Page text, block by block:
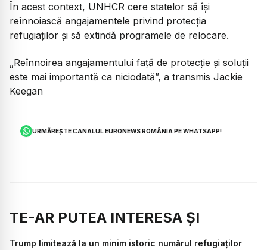
În acest context, UNHCR cere statelor să își
reînnoiască angajamentele privind protecția
refugiaților și să extindă programele de relocare.
„Reînnoirea angajamentului față de protecție și soluții
este mai importantă ca niciodată”, a transmis Jackie
Keegan
URMĂREȘTE CANALUL EURONEWS ROMÂNIA PE WHATSAPP!
TE-AR PUTEA INTERESA ȘI
Trump limitează la un minim istoric numărul refugiaților